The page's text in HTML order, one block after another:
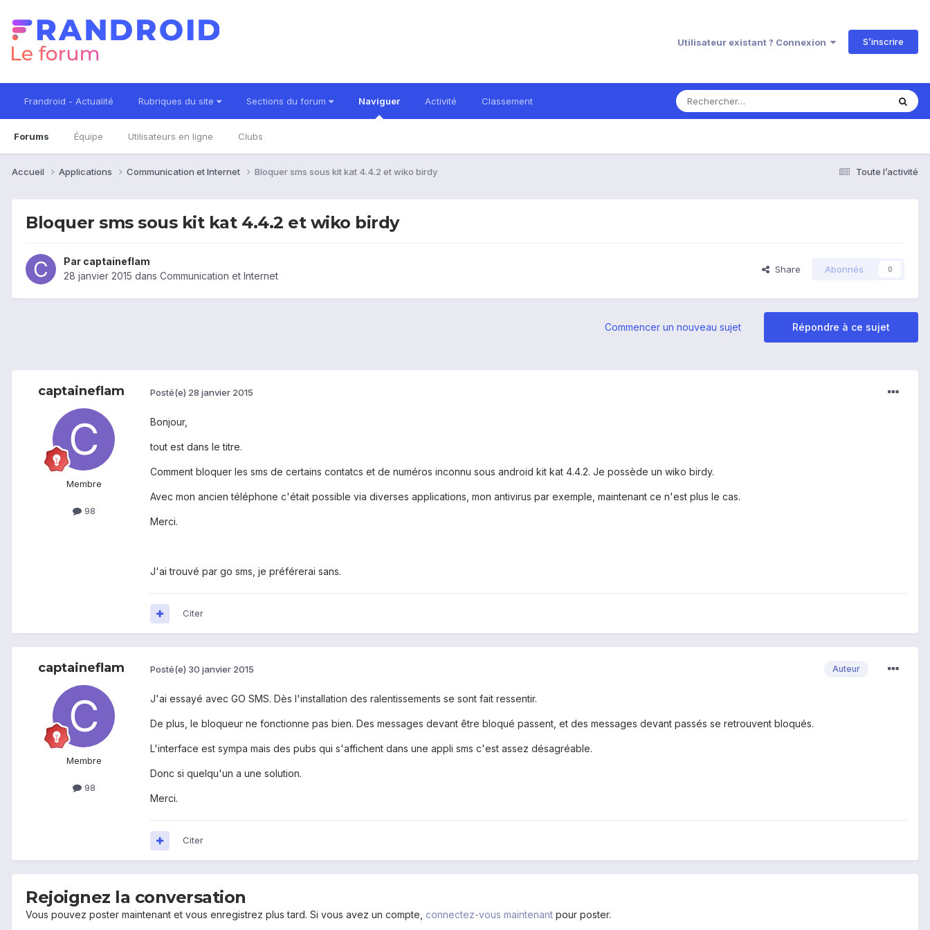
Utilisateur existant ? Connexion S’inscrire
Frandroid - Actualité Rubriques du site Sections du forum Naviguer
Forums Équipe Utilisateurs en ligne Clubs
Activité Classement
Toute l’activité
Accueil Applications Communication et Internet Bloquer sms sous kit kat 4.4.2 et wiko birdy
Bloquer sms sous kit kat 4.4.2 et wiko birdy
Par captaineflam
28 janvier 2015 dans Communication et Internet
Share Abonnés 0
Répondre à ce sujet
Commencer un nouveau sujet
captaineflam
Membre
98
Posté(e) 28 janvier 2015
Bonjour,
tout est dans le titre.
Comment bloquer les sms de certains contatcs et de numéros inconnu sous android kit kat 4.4.2. Je possède un wiko birdy.
Avec mon ancien téléphone c'était possible via diverses applications, mon antivirus par exemple, maintenant ce n'est plus le cas.
Merci.
J'ai trouvé par go sms, je préférerai sans.
Citer
captaineflam
Membre
98
Auteur
Posté(e) 30 janvier 2015
J'ai essayé avec GO SMS. Dès l'installation des ralentissements se sont fait ressentir.
De plus, le bloqueur ne fonctionne pas bien. Des messages devant être bloqué passent, et des messages devant passés se retrouvent bloqués.
L'interface est sympa mais des pubs qui s'affichent dans une appli sms c'est assez désagréable.
Donc si quelqu'un a une solution.
Merci.
Citer
Rejoignez la conversation
Vous pouvez poster maintenant et vous enregistrez plus tard. Si vous avez un compte, connectez-vous maintenant pour poster.